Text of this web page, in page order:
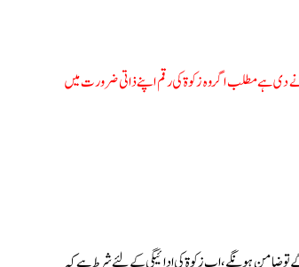
نے دی ہے مطلب اگر وہ زکوة کی رقم اپنے ذاتی ضرورت میں